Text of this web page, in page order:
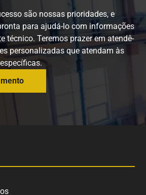
são nossas prioridades, e
para ajudá-lo com informações
técnico. Teremos prazer em atendê-
personalizadas que atendam às